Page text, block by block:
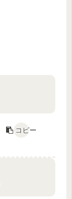
コピー